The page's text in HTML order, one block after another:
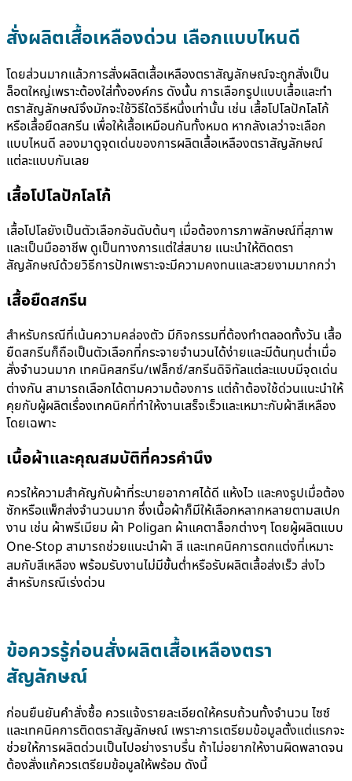
สั่งผลิตเสื้อเหลืองด่วน เลือกแบบไหนดี
โดยส่วนมากแล้วการสั่งผลิตเสื้อเหลืองตราสัญลักษณ์จะถูกสั่งเป็น
ล็อตใหญ่เพราะต้องใส่ทั้งองค์กร ดังนั้น การเลือกรูปแบบเสื้อและทำ
ตราสัญลักษณ์จึงมักจะใช้วิธีใดวิธีหนึ่งเท่านั้น เช่น เสื้อโปโลปักโลโก้
หรือเสื้อยืดสกรีน เพื่อให้เสื้อเหมือนกันทั้งหมด หากลังเลว่าจะเลือก
แบบไหนดี ลองมาดูจุดเด่นของการผลิตเสื้อเหลืองตราสัญลักษณ์
แต่ละแบบกันเลย
เสื้อโปโลปักโลโก้
เสื้อโปโลยังเป็นตัวเลือกอันดับต้นๆ เมื่อต้องการภาพลักษณ์ที่สุภาพ
และเป็นมืออาชีพ ดูเป็นทางการแต่ใส่สบาย แนะนำให้ติดตรา
สัญลักษณ์ด้วยวิธีการปักเพราะจะมีความคงทนและสวยงามมากกว่า
เสื้อยืดสกรีน
สำหรับกรณีที่เน้นความคล่องตัว มีกิจกรรมที่ต้องทำตลอดทั้งวัน เสื้อ
ยืดสกรีนก็ถือเป็นตัวเลือกที่กระจายจำนวนได้ง่ายและมีต้นทุนต่ำเมื่อ
สั่งจำนวนมาก เทคนิคสกรีน/เฟล็กซ์/สกรีนดิจิทัลแต่ละแบบมีจุดเด่น
ต่างกัน สามารถเลือกได้ตามความต้องการ แต่ถ้าต้องใช้ด่วนแนะนำให้
คุยกับผู้ผลิตเรื่องเทคนิคที่ทำให้งานเสร็จเร็วและเหมาะกับผ้าสีเหลือง
โดยเฉพาะ
เนื้อผ้าและคุณสมบัติที่ควรคำนึง
ควรให้ความสำคัญกับผ้าที่ระบายอากาศได้ดี แห้งไว และคงรูปเมื่อต้อง
ซักหรือแพ็กส่งจำนวนมาก ซึ่งเนื้อผ้าก็มีให้เลือกหลากหลายตามสเปก
งาน เช่น ผ้าพรีเมียม ผ้า Poligan ผ้าแคตาล็อกต่างๆ โดยผู้ผลิตแบบ
One-Stop สามารถช่วยแนะนำผ้า สี และเทคนิคการตกแต่งที่เหมาะ
สมกับสีเหลือง พร้อมรับงานไม่มีขั้นต่ำหรือรับผลิตเสื้อส่งเร็ว ส่งไว
สำหรับกรณีเร่งด่วน
ข้อควรรู้ก่อนสั่งผลิตเสื้อเหลืองตรา
สัญลักษณ์
ก่อนยืนยันคำสั่งซื้อ ควรแจ้งรายละเอียดให้ครบถ้วนทั้งจำนวน ไซซ์
และเทคนิคการติดตราสัญลักษณ์ เพราะการเตรียมข้อมูลตั้งแต่แรกจะ
ช่วยให้การผลิตด่วนเป็นไปอย่างราบรื่น ถ้าไม่อยากให้งานผิดพลาดจน
ต้องสั่งแก้ควรเตรียมข้อมูลให้พร้อม ดังนี้